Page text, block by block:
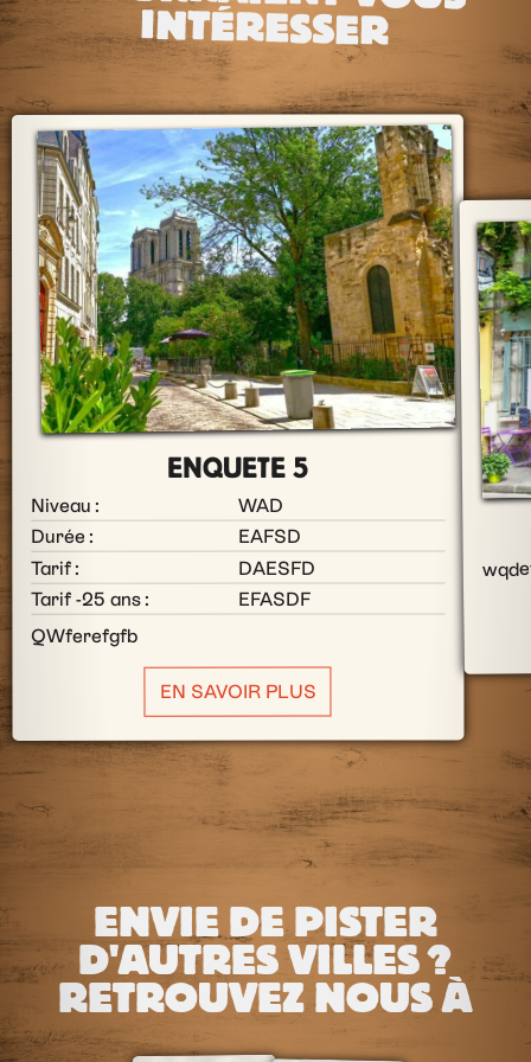
INTÉRESSER
ENQUETE 5
Niveau : WAD
Durée : EAFSD
Tarif : DAESFD
Tarif -25 ans : EFASDF
QWferefgfb
EN SAVOIR PLUS
ENVIE DE PISTER
D'AUTRES VILLES ?
RETROUVEZ NOUS À